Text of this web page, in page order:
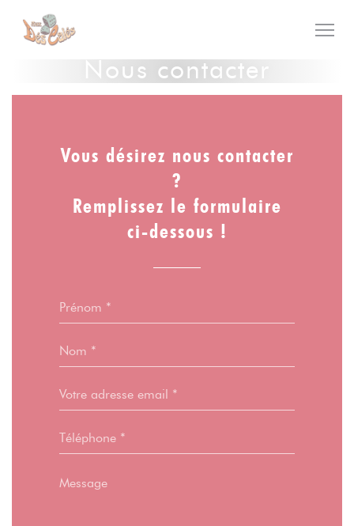
Personnalisation de vos choix en matière de cookies
Nous contacter
Vous désirez nous contacter
?
Remplissez le formulaire
ci-dessous !